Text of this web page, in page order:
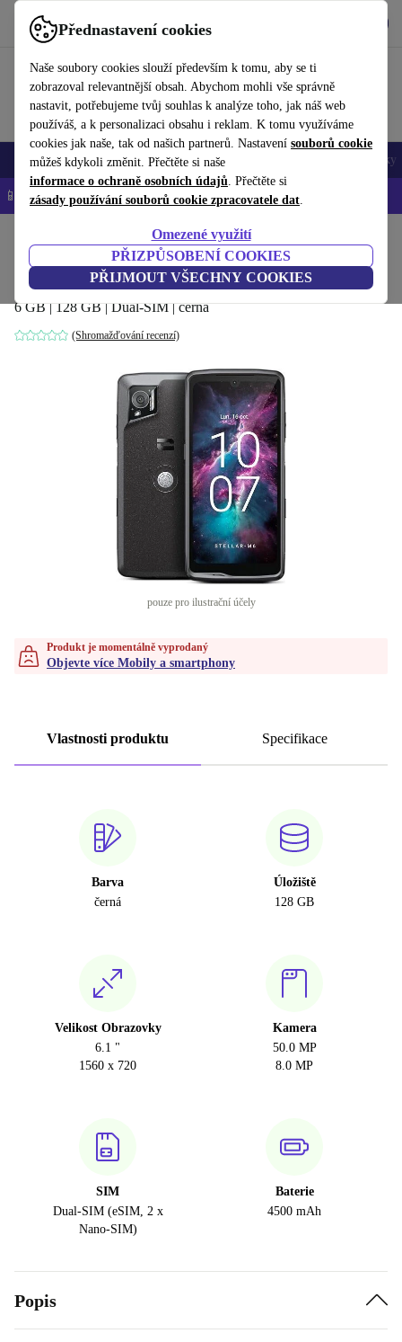
Přednastavení cookies
Naše soubory cookies slouží především k tomu, aby se ti
zobrazoval relevantnější obsah. Abychom mohli vše správně
nastavit, potřebujeme tvůj souhlas k analýze toho, jak náš web
používáš, a k personalizaci obsahu i reklam. K tomu využíváme
cookies jak naše, tak od našich partnerů. Nastavení souborů cookie
můžeš kdykoli změnit. Přečtěte si naše
informace o ochraně osobních údajů. Přečtěte si
zásady používání souborů cookie zpracovatele dat.
Omezené využití
PŘIZPŮSOBENÍ COOKIES
PŘIJMOUT VŠECHNY COOKIES
Používejte refurbed rychle a snadno
Mobily a smartphony Notebooky Tablety Doplňky
📱 -5 % NAVÍC na všechny iPhony – kód: IPHONEDEAL-
Mobily a smartphony
Crosscall Stellar M6
6 GB | 128 GB | Dual-SIM | černá
(Shromažďování recenzí)
pouze pro ilustrační účely
Produkt je momentálně vyprodaný
Objevte více Mobily a smartphony
Vlastnosti produktu Specifikace
Barva
černá
Úložiště
128 GB
Velikost Obrazovky
6.1 "
1560 x 720
Kamera
50.0 MP
8.0 MP
SIM
Dual-SIM (eSIM, 2 x
Nano-SIM)
Baterie
4500 mAh
Popis